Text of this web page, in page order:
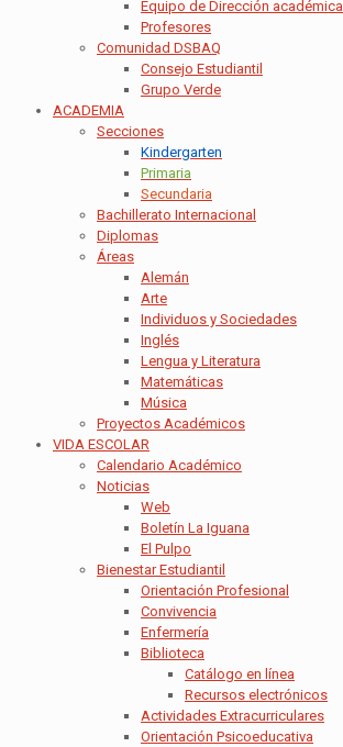
Equipo de Dirección académica
Profesores
Comunidad DSBAQ
Consejo Estudiantil
Grupo Verde
ACADEMIA
Secciones
Kindergarten
Primaria
Secundaria
Bachillerato Internacional
Diplomas
Áreas
Alemán
Arte
Individuos y Sociedades
Inglés
Lengua y Literatura
Matemáticas
Música
Proyectos Académicos
VIDA ESCOLAR
Calendario Académico
Noticias
Web
Boletín La Iguana
El Pulpo
Bienestar Estudiantil
Orientación Profesional
Convivencia
Enfermería
Biblioteca
Catálogo en línea
Recursos electrónicos
Actividades Extracurriculares
Orientación Psicoeducativa